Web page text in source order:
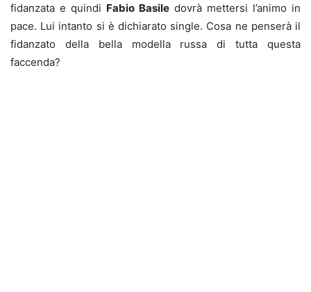
fidanzata e quindi Fabio Basile dovrà mettersi l’animo in
pace. Lui intanto si è dichiarato single. Cosa ne penserà il
fidanzato della bella modella russa di tutta questa
faccenda?